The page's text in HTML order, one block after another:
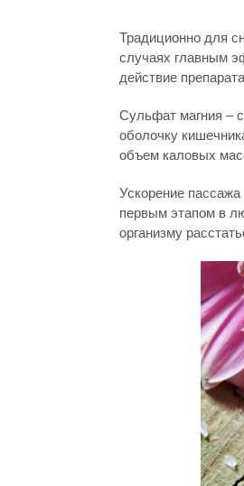
Традиционно для
случаях главным
действие
Сульфат магния –
оболочку
объем каловых
Ускорение
первым этапом в
организму